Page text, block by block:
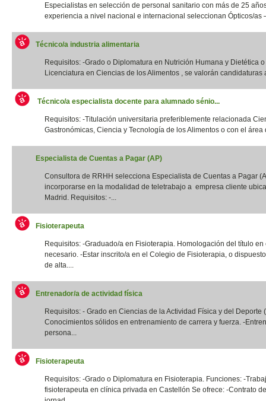
Especialistas en selección de personal sanitario con más de 25
experiencia a nivel nacional e internacional seleccionan Ópticos/as
Técnico/a industria alimentaria
Requisitos: -Grado o Diplomatura en Nutrición Humana y Dietética
Licenciatura en Ciencias de los Alimentos , se valorán candidaturas
Técnico/a especialista docente para alumnado sénio...
Requisitos: -Titulación universitaria preferiblemente relacionada
Gastronómicas, Ciencia y Tecnología de los Alimentos o con el área
Especialista de Cuentas a Pagar (AP)
Consultora de RRHH selecciona Especialista de Cuentas a Pagar
incorporarse en la modalidad de teletrabajo a empresa cliente
Madrid. Requisitos: -...
Fisioterapeuta
Requisitos: -Graduado/a en Fisioterapia. Homologación del título en
necesario. -Estar inscrito/a en el Colegio de Fisioterapia, o
de alta....
Entrenador/a de actividad física
Requisitos: - Grado en Ciencias de la Actividad Física y del Deporte
Conocimientos sólidos en entrenamiento de carrera y fuerza. -
persona...
Fisioterapeuta
Requisitos: -Grado o Diplomatura en Fisioterapia. Funciones: -
fisioterapeuta en clínica privada en Castellón Se ofrece: -Contrato